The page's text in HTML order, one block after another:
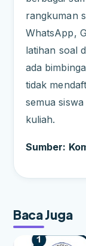
rangkuman
WhatsApp,
latihan soal
ada
tidak
semua
kuliah.
Sumber:
Baca Juga